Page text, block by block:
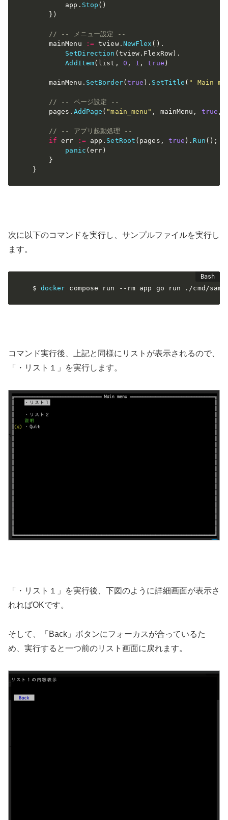
        app
. Stop ( )
} )
// -- メニュー設定 --
    mainMenu
:= tview. NewFlex ( ) .
SetDirection (tview . FlexRow) .
AddItem( list , 0 , 1 , true )
    mainMenu
. SetBorder(true ) . SetTitle ( " Main
// -- ページ設定 --
    pages
. AddPage ( "main_menu" , mainMenu , true ,
// -- アプリ起動処理 --
if err := app . SetRoot ( pages , true ) . Run ( ) ;
panic (err)
}
}
次に以下のコマンドを実行し、サンプルファイルを実行し
ます。
$ docker compose run --rm app go run ./cmd/
コマンド実行後、上記と同様にリストが表示されるので、
「・リスト１」を実行します。
「・リスト１」を実行後、下図のように詳細画面が表示さ
れればOKです。
そして、「Back」ボタンにフォーカスが合っているた
め、実行すると一つ前のリスト画面に戻れます。